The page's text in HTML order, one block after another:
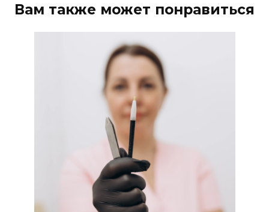
Вам также может понравиться